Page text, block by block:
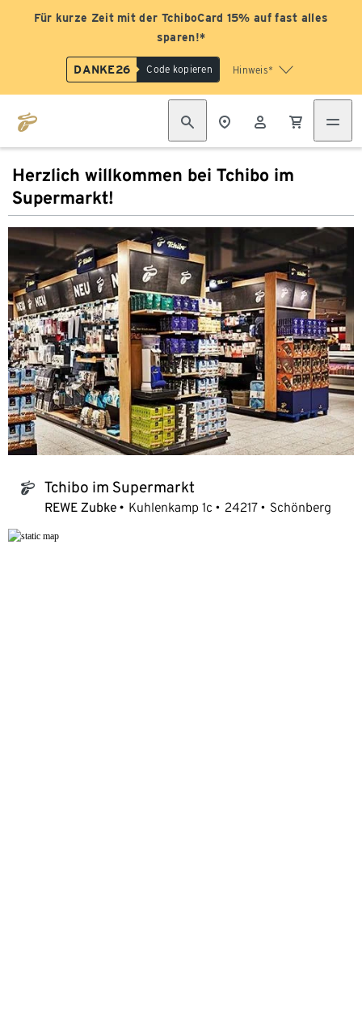
Für kurze Zeit mit der TchiboCard 15% auf fast alles
sparen!*
DANKE26 Code kopieren Hinweis*
Herzlich willkommen bei Tchibo im
Supermarkt!
tchibo_logo Tchibo im Supermarkt
REWE Zubke Kuhlenkamp 1c 24217 Schönberg